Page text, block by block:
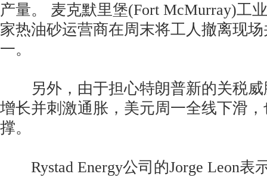
产量。 麦克默里堡(Fort McMurray)工
家热油砂运营商在周末将工人撤离现
一。
另外，由于担心特朗普新的关税威
增长并刺激通胀，美元周一全线下滑
撑。
Rystad Energy公司的Jorge Leon表